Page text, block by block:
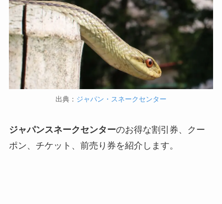
出典： ジャパン・スネークセンター
ジャパンスネークセンターのお得な割引券、クー
ポン、チケット、前売り券を紹介します。